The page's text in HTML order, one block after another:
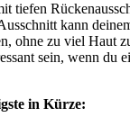
tiefen
kann
ohne zu viel Haut
sein, wenn du
in Kürze: